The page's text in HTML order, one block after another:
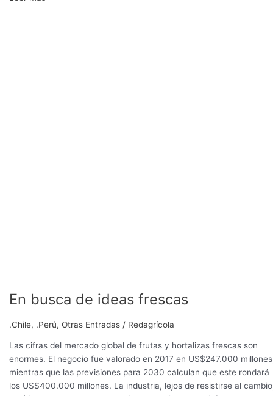
En busca de ideas frescas
.Chile, .Perú, Otras Entradas / Redagrícola
Las cifras del mercado global de frutas y hortalizas frescas son
enormes. El negocio fue valorado en 2017 en US$247.000
mientras que las previsiones para 2030 calculan que este rondará
los US$400.000 millones. La industria, lejos de resistirse al